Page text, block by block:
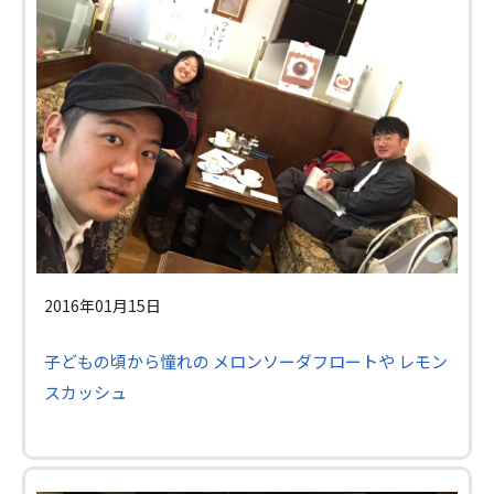
2016年01月15日
子どもの頃から憧れの メロンソーダフロートや レモン
スカッシュ